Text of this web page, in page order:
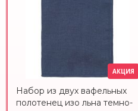
АКЦИЯ
Набор из двух вафельных
полотенец изо льна темно-